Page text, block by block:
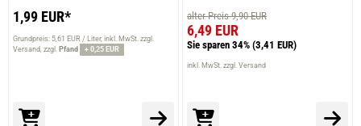
1,99 EUR*
Grundpreis: 5,61 EUR / Liter inkl. MwSt. zzgl.
Versand zzgl. Pfand + 0,25 EUR
alter Preis 9,90 EUR
6,49 EUR
Sie sparen 34% (3,41 EUR)
inkl. MwSt. zzgl. Versand